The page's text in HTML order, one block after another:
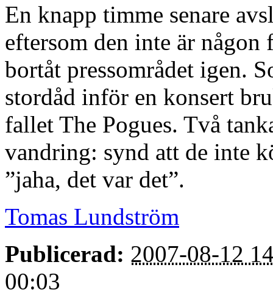
En knapp timme senare
eftersom den inte är
bortåt pressområdet igen.
stordåd inför en konsert
fallet The Pogues. Två
vandring: synd att de inte
”jaha, det var det”.
Tomas Lundström
Publicerad: 2007-08-12
00:03